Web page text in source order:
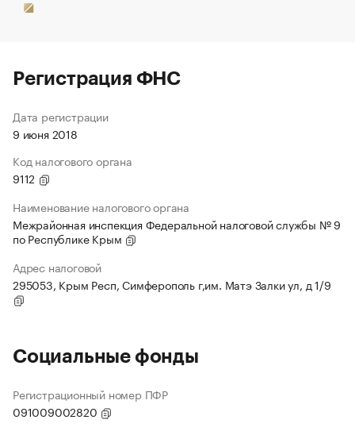
Регистрация ФНС
Дата регистрации
9 июня 2018
Код налогового органа
9112
Наименование налогового органа
Межрайонная инспекция Федеральной налоговой службы № 9
по Республике Крым
Адрес налоговой
295053, Крым Респ, Симферополь г,им. Матэ Залки ул, д 1/9
Социальные фонды
Регистрационный номер ПФР
091009002820